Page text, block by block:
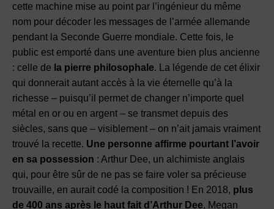
cette machine mise au point par l’ingénieur du même
nom pour décoder les messages de l’armée allemande
pendant la Seconde Guerre mondiale. Cette fois, le
public est emporté dans une aventure bien plus ancienne
: celle de la pierre philosophale. La légende de cet élixir
qui donnerait autant accès à la vie éternelle qu’à la
richesse – puisqu’il permet de changer n’importe quel
métal en or ou en argent – se transmet depuis des
siècles, sans que – visiblement – on n’ait jamais vraiment
trouvé la recette. Une personne affirme pourtant l’avoir
en sa possession : Arthur Dee, un alchimiste anglais
qui, pour être sûr de ne pas se faire voler sa précieuse
trouvaille, en aurait codé la composition ! En 2018, plus
de 400 ans après le haut fait d’Arthur Dee, Megan